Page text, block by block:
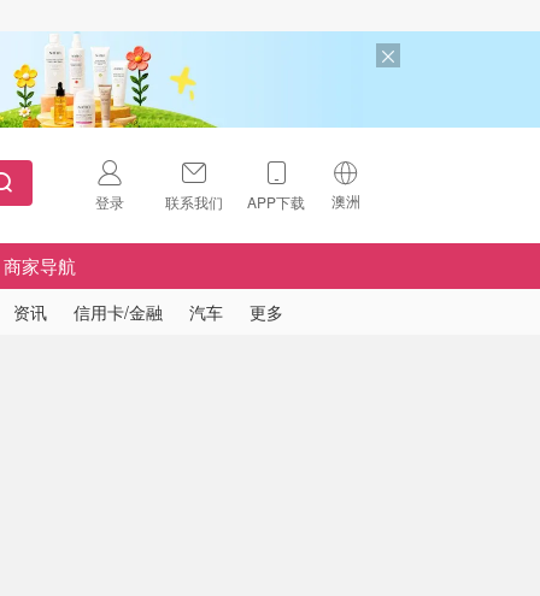
登录 联系我们 APP下载 澳洲
🇺🇸
🇨🇳中国
商家导航
资讯 信用卡/金融 汽车 更多